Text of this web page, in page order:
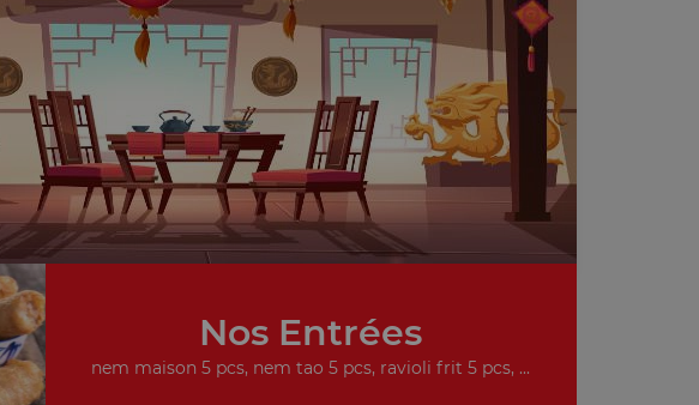
Nos Entrées
nem maison 5 pcs, nem tao 5 pcs, ravioli frit 5 pcs, ...